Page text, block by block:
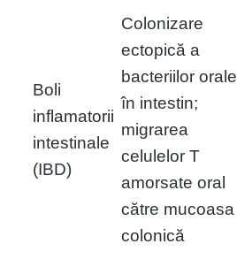
Boli
inflamatorii
intestinale
(IBD)
Colonizare
ectopică a
bacteriilor orale
în intestin;
migrarea
celulelor T
amorsate oral
către mucoasa
colonică